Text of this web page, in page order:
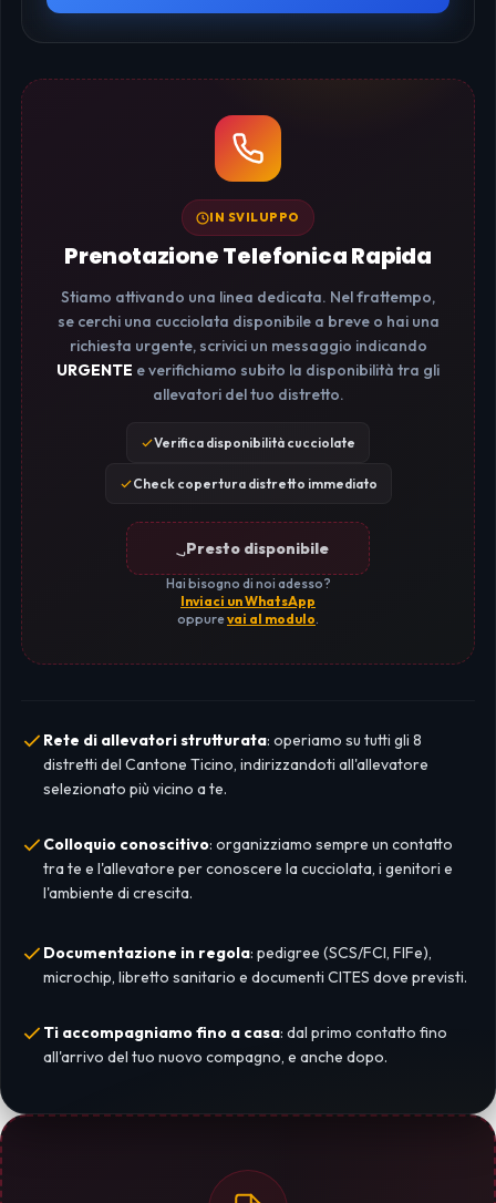
IN SVILUPPO
Prenotazione Telefonica Rapida
Stiamo attivando una linea dedicata. Nel frattempo,
se cerchi una cucciolata disponibile a breve o hai una
richiesta urgente, scrivici un messaggio indicando
URGENTE e verifichiamo subito la disponibilità tra gli
allevatori del tuo distretto.
Verifica disponibilità cucciolate
Check copertura distretto immediato
Presto disponibile
Hai bisogno di noi adesso?
Inviaci un WhatsApp
oppurevai al modulo.
Rete di allevatori strutturata: operiamo su tutti gli 8
distretti del Cantone Ticino, indirizzandoti all'allevatore
selezionato più vicino a te.
Colloquio conoscitivo: organizziamo sempre un contatto
tra te e l'allevatore per conoscere la cucciolata, i genitori e
l'ambiente di crescita.
Documentazione in regola: pedigree (SCS/FCI, FIFe),
microchip, libretto sanitario e documenti CITES dove previsti.
Ti accompagniamo fino a casa: dal primo contatto fino
all'arrivo del tuo nuovo compagno, e anche dopo.